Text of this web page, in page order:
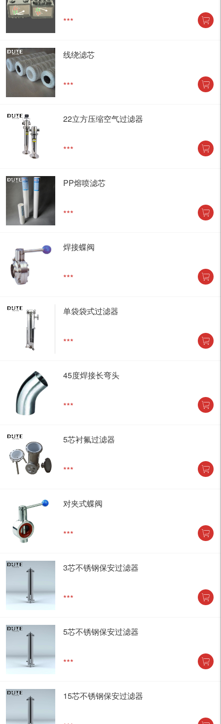
***
线绕滤芯
***
22立方压缩空气过滤器
***
PP熔喷滤芯
***
焊接蝶阀
***
单袋袋式过滤器
***
45度焊接长弯头
***
5芯衬氟过滤器
***
对夹式蝶阀
***
3芯不锈钢保安过滤器
***
5芯不锈钢保安过滤器
***
15芯不锈钢保安过滤器